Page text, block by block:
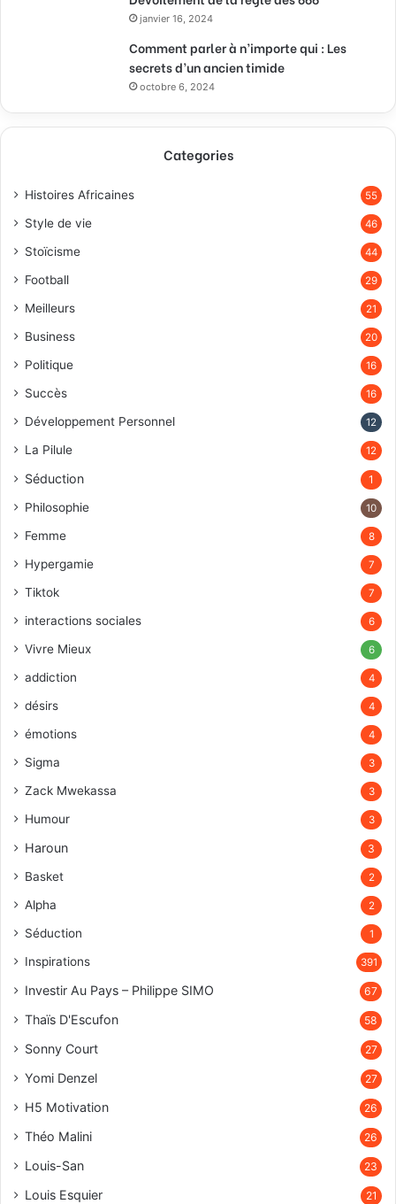
janvier 16, 2024
Comment parler à n’importe qui : Les
secrets d’un ancien timide
octobre 6, 2024
Categories
Histoires Africaines 55
Style de vie 46
Stoïcisme 44
Football 29
Meilleurs 21
Business 20
Politique 16
Succès 16
Développement Personnel 12
La Pilule 12
Séduction 1
Philosophie 10
Femme 8
Hypergamie 7
Tiktok 7
interactions sociales 6
Vivre Mieux 6
addiction 4
désirs 4
émotions 4
Sigma 3
Zack Mwekassa 3
Humour 3
Haroun 3
Basket 2
Alpha 2
Séduction 1
Inspirations 391
Investir Au Pays – Philippe SIMO 67
Thaïs D'Escufon 58
Sonny Court 27
Yomi Denzel 27
H5 Motivation 26
Théo Malini 26
Louis-San 23
Louis Esquier 21